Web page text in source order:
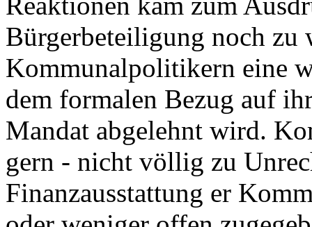
Bürgerbeteiligung noch zu
Kommunalpolitikern eine
dem formalen Bezug auf
Mandat abgelehnt wird.
gern - nicht völlig zu
Finanzausstattung er